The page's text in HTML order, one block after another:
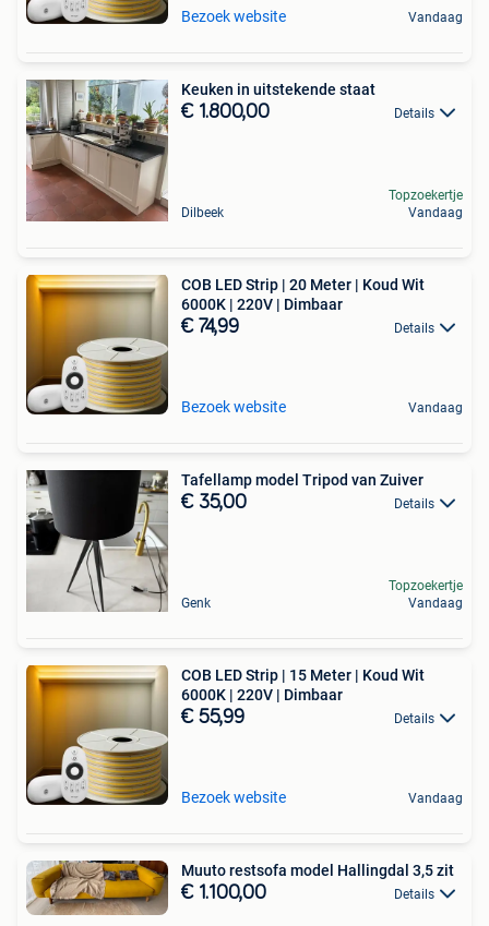
Bezoek website Vandaag
Keuken in uitstekende staat
€ 1.800,00 Details
Dilbeek
Topzoekertje
Vandaag
COB LED Strip | 20 Meter | Koud Wit
6000K | 220V | Dimbaar
€ 74,99 Details
Bezoek website Vandaag
Tafellamp model Tripod van Zuiver
€ 35,00 Details
Genk
Topzoekertje
Vandaag
COB LED Strip | 15 Meter | Koud Wit
6000K | 220V | Dimbaar
€ 55,99 Details
Bezoek website Vandaag
Muuto restsofa model Hallingdal 3,5 zit
€ 1.100,00 Details